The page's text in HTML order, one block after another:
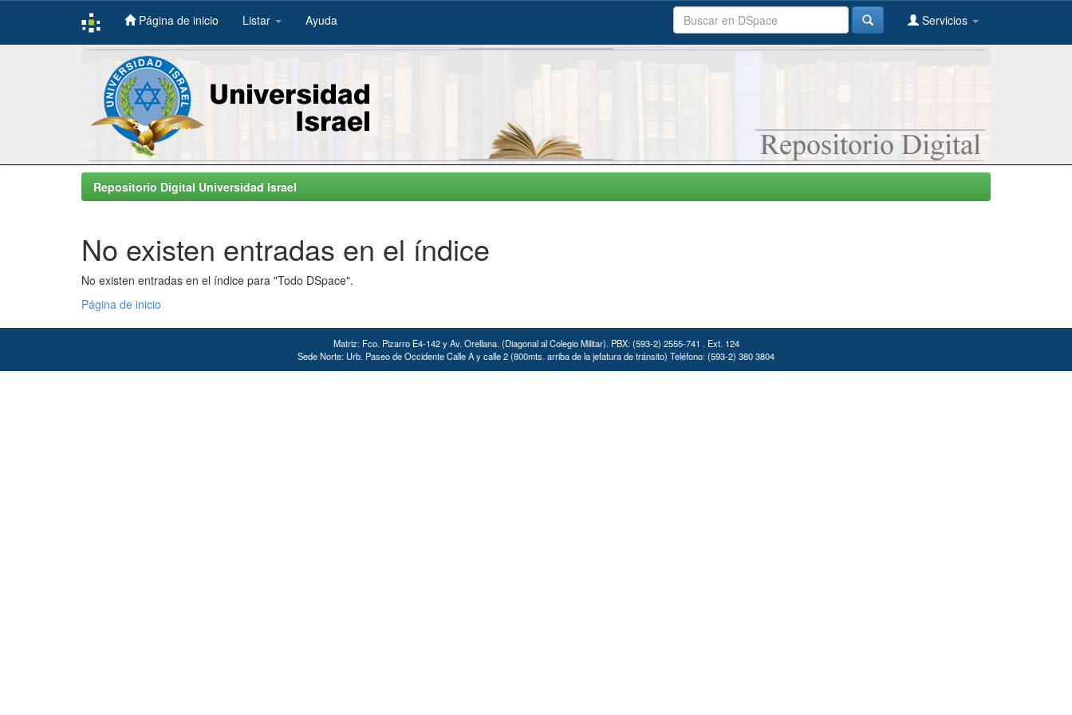
Skip
Página de inicio Listar Ayuda Servicios
Repositorio Digital Universidad Israel
No existen entradas en el índice
No existen entradas en el índice para "Todo DSpace".
Página de inicio
Matriz: Fco. Pizarro E4-142 y Av. Orellana. (Diagonal al Colegio Militar). PBX: (593-2) 2555-741 . Ext. 124
Sede Norte: Urb. Paseo de Occidente Calle A y calle 2 (800mts. arriba de la jefatura de tránsito) Teléfono: (593-2) 380 3804